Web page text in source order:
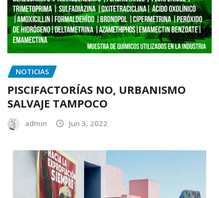
NOTICIAS
PISCIFACTORÍAS NO, URBANISMO
SALVAJE TAMPOCO
admin Jun 3, 2022